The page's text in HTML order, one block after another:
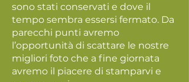
sono stati conservati e dove il
tempo sembra essersi fermato. Da
parecchi punti avremo
l’opportunità di scattare le nostre
migliori foto che a fine giornata
avremo il piacere di stamparvi e